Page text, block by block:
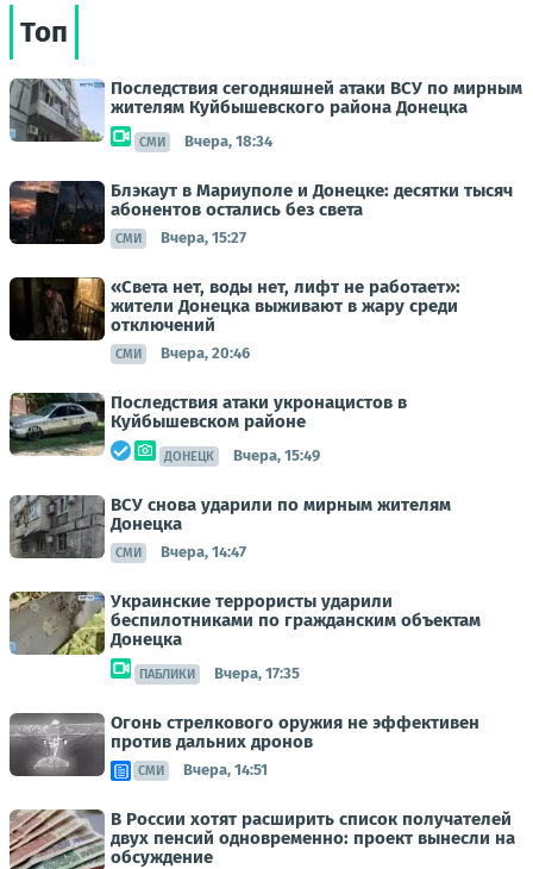
Топ
Последствия сегодняшней атаки ВСУ по мирным
жителям Куйбышевского района Донецка
СМИ Вчера, 18:34
Блэкаут в Мариуполе и Донецке: десятки тысяч
абонентов остались без света
СМИ Вчера, 15:27
«Света нет, воды нет, лифт не работает»:
жители Донецка выживают в жару среди
отключений
СМИ Вчера, 20:46
Последствия атаки укронацистов в
Куйбышевском районе
ДОНЕЦК Вчера, 15:49
ВСУ снова ударили по мирным жителям
Донецка
СМИ Вчера, 14:47
Украинские террористы ударили
беспилотниками по гражданским объектам
Донецка
ПАБЛИКИ Вчера, 17:35
Огонь стрелкового оружия не эффективен
против дальних дронов
СМИ Вчера, 14:51
В России хотят расширить список получателей
двух пенсий одновременно: проект вынесли на
обсуждение